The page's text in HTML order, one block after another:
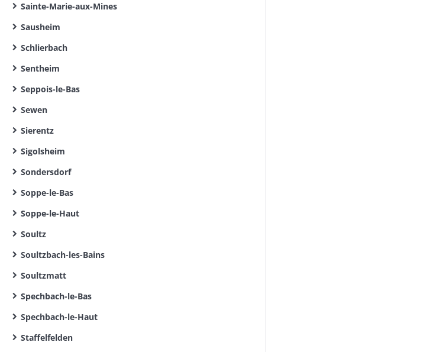
Sainte-Marie-aux-Mines
Sausheim
Schlierbach
Sentheim
Seppois-le-Bas
Sewen
Sierentz
Sigolsheim
Sondersdorf
Soppe-le-Bas
Soppe-le-Haut
Soultz
Soultzbach-les-Bains
Soultzmatt
Spechbach-le-Bas
Spechbach-le-Haut
Staffelfelden